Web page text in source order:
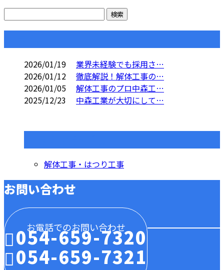
2026/01/19
業界未経験でも採用さ…
2026/01/12
徹底解説！解体工事の…
2026/01/05
解体工事のプロ中森工…
2025/12/23
中森工業が大切にして…
解体工事・はつり工事
お問い合わせ
お電話でのお問い合わせ
054-659-7320
054-659-7321